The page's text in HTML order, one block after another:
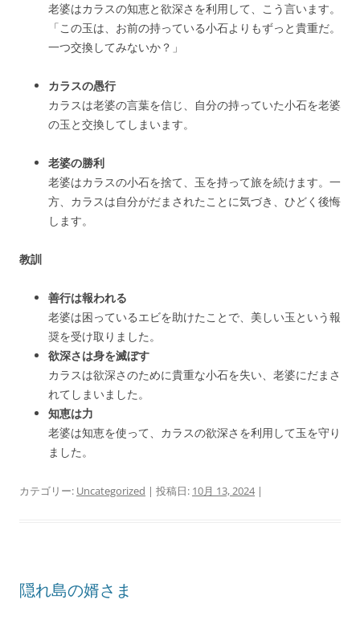
老婆はカラスの知恵と欲深さを利用して、こう言います。
「この玉は、お前の持っている小石よりもずっと貴重だ。
一つ交換してみないか？」
カラスの愚行
カラスは老婆の言葉を信じ、自分の持っていた小石を老婆
の玉と交換してしまいます。
老婆の勝利
老婆はカラスの小石を捨て、玉を持って旅を続けます。一
方、カラスは自分がだまされたことに気づき、ひどく後悔
します。
教訓
善行は報われる
老婆は困っているエビを助けたことで、美しい玉という報
奨を受け取りました。
欲深さは身を滅ぼす
カラスは欲深さのために貴重な小石を失い、老婆にだまさ
れてしまいました。
知恵は力
老婆は知恵を使って、カラスの欲深さを利用して玉を守り
ました。
カテゴリー: Uncategorized | 投稿日: 10月 13, 2024|
隠れ島の婿さま